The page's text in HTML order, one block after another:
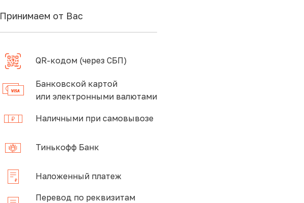
Принимаем от Вас
QR-кодом (через СБП)
Банковской картой
или электронными валютами
Наличными при самовывозе
Тинькофф Банк
Наложенный платеж
Перевод по реквизитам